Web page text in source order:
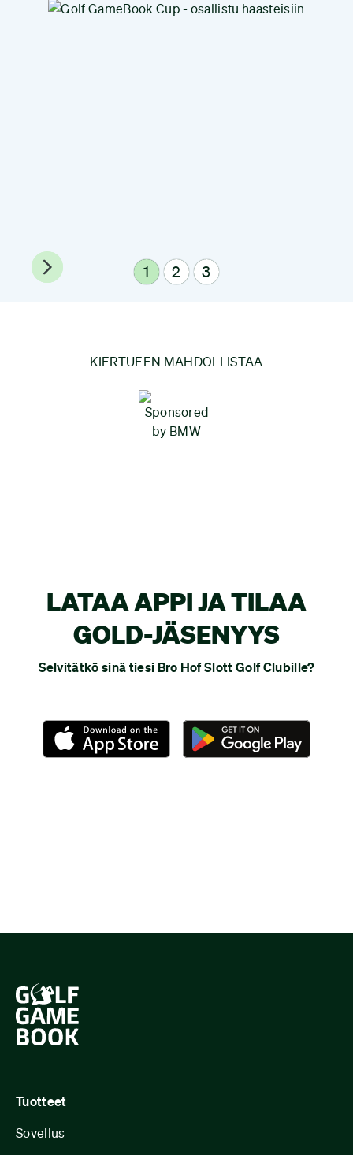
1 2 3
KIERTUEEN MAHDOLLISTAA
LATAA APPI JA TILAA
GOLD-JÄSENYYS
Selvitätkö sinä tiesi Bro Hof Slott Golf Clubille?
Tuotteet
Sovellus